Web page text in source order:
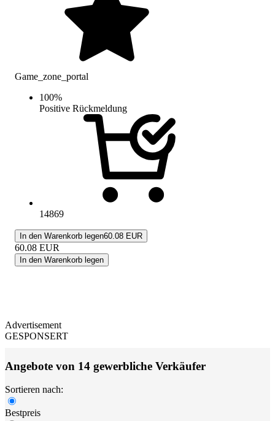
Game_zone_portal
100%
Positive Rückmeldung
14869
In den Warenkorb legen60.08 EUR
60.08 EUR
In den Warenkorb legen
Advertisement
GESPONSERT
Angebote von 14 gewerbliche Verkäufer
Sortieren nach:
Bestpreis